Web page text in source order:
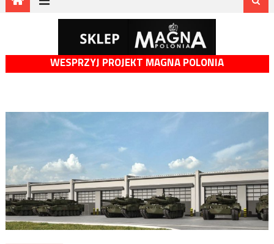
WESPRZYJ PROJEKT MAGNA POLONIA